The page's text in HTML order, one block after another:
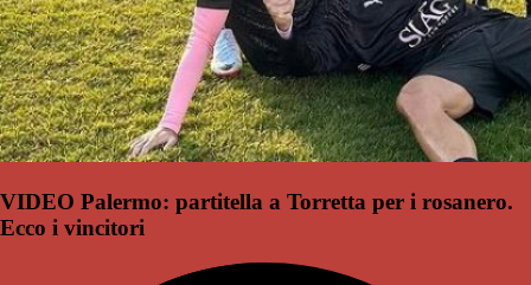
VIDEO Palermo: partitella a Torretta per i rosanero.
Ecco i vincitori